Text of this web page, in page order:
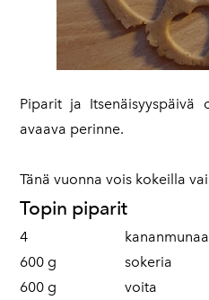
Piparit ja Itsenäisyyspäivä
avaava perinne.
Tänä vuonna vois kokeilla
Topin piparit
4 kananmunaa
600 g sokeria
600 g voita